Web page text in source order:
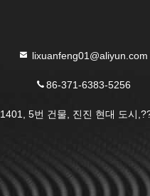
lixuanfeng01@aliyun.com
86-371-6383-5256
1401, 5번 건물, 진진 현대 도시